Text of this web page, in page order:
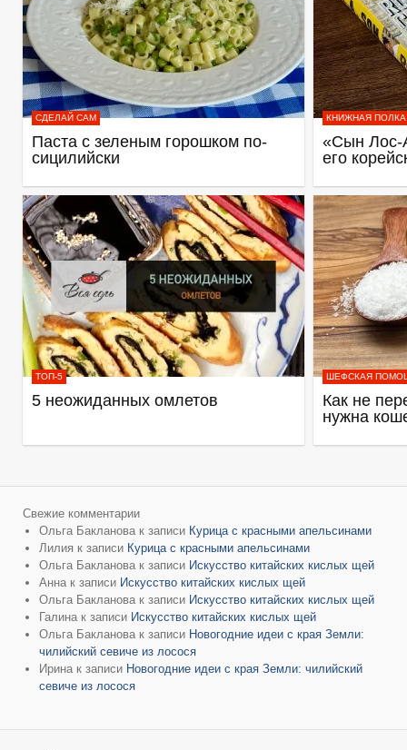
СДЕЛАЙ САМ
Паста с зеленым горошком по-
сицилийски
КНИЖНАЯ ПОЛКА
«Сын Лос-
его
ТОП-5
5 неожиданных омлетов
ШЕФСКАЯ
Как не
нужна
Свежие комментарии
Ольга Бакланова к записи Курица с красными апельсинами
Лилия к записи Курица с красными апельсинами
Ольга Бакланова к записи Искусство китайских кислых щей
Анна к записи Искусство китайских кислых щей
Ольга Бакланова к записи Искусство китайских кислых щей
Галина к записи Искусство китайских кислых щей
Ольга Бакланова к записи Новогодние идеи с края Земли:
чилийский севиче из лосося
Ирина к записи Новогодние идеи с края Земли: чилийский
севиче из лосося